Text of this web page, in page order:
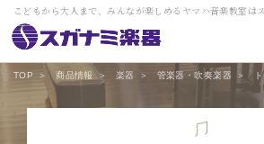
こどもから大人まで、みんなが楽しめるヤマハ音楽教室は
TOP 商品情報 楽器 管楽器・吹奏楽器